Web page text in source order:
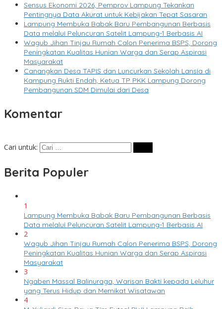
Sensus Ekonomi 2026, Pemprov Lampung Tekankan
Pentingnya Data Akurat untuk Kebijakan Tepat Sasaran
Lampung Membuka Babak Baru Pembangunan Berbasis
Data melalui Peluncuran Satelit Lampung-1 Berbasis AI
Wagub Jihan Tinjau Rumah Calon Penerima BSPS, Dorong
Peningkatan Kualitas Hunian Warga dan Serap Aspirasi
Masyarakat
Canangkan Desa TAPIS dan Luncurkan Sekolah Lansia di
Kampung Rukti Endah, Ketua TP PKK Lampung Dorong
Pembangunan SDM Dimulai dari Desa
Komentar
Cari untuk:
Berita Populer
1
Lampung Membuka Babak Baru Pembangunan Berbasis
Data melalui Peluncuran Satelit Lampung-1 Berbasis AI
2
Wagub Jihan Tinjau Rumah Calon Penerima BSPS, Dorong
Peningkatan Kualitas Hunian Warga dan Serap Aspirasi
Masyarakat
3
Ngaben Massal Balinuraga, Warisan Bakti kepada Leluhur
yang Terus Hidup dan Memikat Wisatawan
4